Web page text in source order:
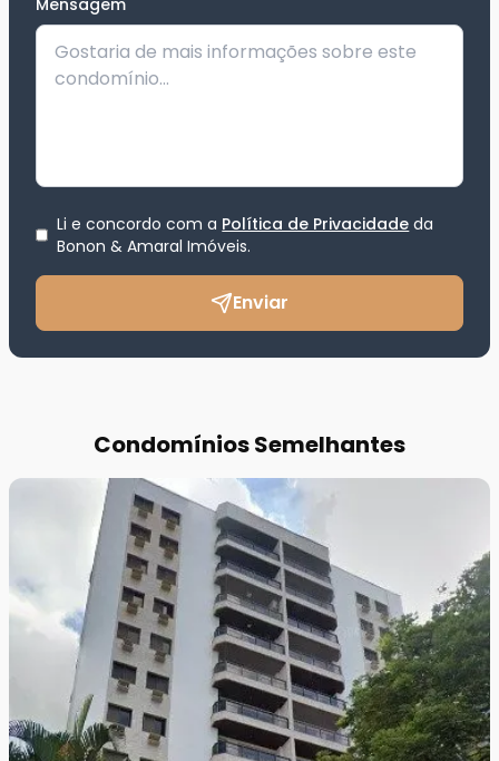
Mensagem
Li e concordo com a Política de Privacidade da
Bonon & Amaral Imóveis.
Enviar
Condomínios Semelhantes